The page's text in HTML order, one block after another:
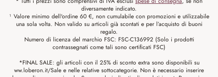
diversamente indicato.
¹ Valore minimo dell'ordine 60 €, non cumulabile con promozioni e utilizzabile
una sola volta. Non valido su articoli già scontati e per l’acquisto di buoni
regalo.
Numero di licenza del marchio FSC: FSC-C136992 (Solo i prodotti
contrassegnati come tali sono certificati FSC)
*FINAL SALE: gli articoli con il 25% di sconto extra sono disponibili su
ww.loberon.it/Sale e nelle relative sottocategorie. Non è necessario inserire